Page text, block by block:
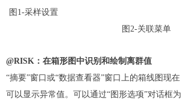
图1-采样设置
图2-关联菜单
@RISK：在箱形图中识别和绘制离群值
“摘要”窗口或“数据查看器”窗口上的箱线图现在
可以显示异常值。可以通过“图形选项”对话框为